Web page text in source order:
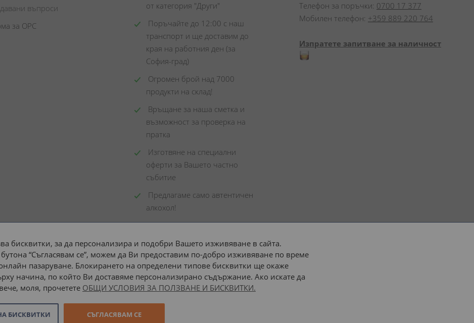
въпроси
за ОРС
от категория "Други"
Поръчайте до 12:00 с наш
транспорт и ще доставим до
края на работния ден (за
София-град)
Огромен брой над 7000
продукти на склад!
Връщане за наша сметка и
възможност за проверка на
пратка
Изготвяне на специални
оферти за Вашето частно
събитие
Предлагаме само автентичен
алкохол!
Телефон за поръчки: 0700 17 377
Мобилен телефон: +359 889 220 764
Изпратете запитване за наличност
Доставка до адрес с: или наш транспорт
бисквитки, за да персонализира и подобри Вашето изживяване в сайта.
“Съгласявам се”, можем да Ви предоставим по-добро изживяване по време
пазаруване. Блокирането на определени типове бисквитки ще окаже
начина, по който Ви доставяме персонализирано съдържание. Ако искате да
моля, прочетете ОБЩИ УСЛОВИЯ ЗА ПОЛЗВАНЕ И БИСКВИТКИ.
СЪГЛАСЯВАМ СЕ
БИСКВИТКИ